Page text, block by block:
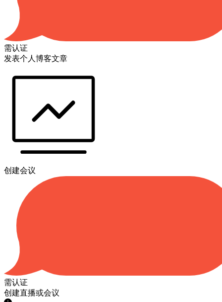
需认证
发表个人博客文章
创建会议
需认证
创建直播或会议